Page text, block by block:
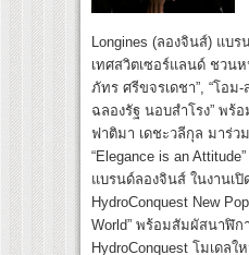
Longines (ลองจินส์) แบ
เทศสวิตเซอร์แลนด์ ชวน
ภัทร ศรีขจรเดชา”, “โอม-
ฉลองรัฐ นอบสำโรง” พร้
ฟาติมา เดชะวลีกุล มาร่ว
“Elegance is an
แบรนด์ลองจินส์ ในงานเปิ
HydroConquest New
World” พร้อมสัมผัสนาฬิก
HydroConquest โมเดล